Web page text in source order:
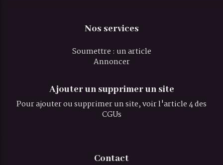
Nos services
Soumettre : un article
Annoncer
Ajouter un supprimer un site
Pour ajouter ou supprimer un site, voir l'article 4 des
CGUs
Contact